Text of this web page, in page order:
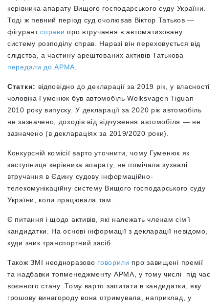
керівника апарату Вищого господарського суду України.
Тоді ж певний період суд очолював Віктор Татьков —
фігурантсправи про втручання в автоматизовану
систему розподілу справ. Наразі він переховується від
слідства, а частину арештованих активів Татькова
передали до АРМА
Статки: відповідно до декларації за 2019 рік, у власності
чоловіка Гуменюк був автомобіль Wolksvagen Tiguan
2010 року випуску. У декларації за 2020 рік автомобіль
не зазначено, доходів від відчуження автомобіля — не
зазначено (в деклараціях за 2019/2020 роки).
Конкурсній комісії варто уточнити, чому Гуменюк як
заступниця керівника апарату, не помічала зухвалі
втручання в Єдину судову інформаційно-
телекомунікаційну систему Вищого господарського суду
України, коли працювала там.
Є питання і щодо активів, які належать членам сім’ї
кандидатки. На основі інформації з декларації невідомо,
куди зник транспортний засіб.
Також ЗМІ неодноразово говорили про завищені премії
та надбавки топменеджменту АРМА, у тому числі під час
воєнного стану. Тому варто запитати в кандидатки, яку
грошову винагороду вона отримувала, наприклад, у